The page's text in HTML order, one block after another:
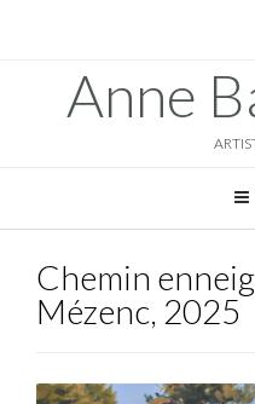
Anne
Chemin
Mézenc, 2025